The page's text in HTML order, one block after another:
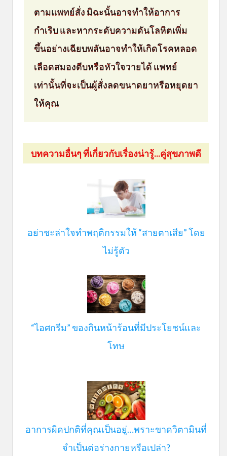
ตามแพทย์สั่ง มิฉะนั้นอาจทำให้อาการ
กำเริบ และหากระดับความดันโลหิตเพิ่ม
ขึ้นอย่างเฉียบพลันอาจทำให้เกิดโรคหลอด
เลือดสมองตีบหรือหัวใจวายได้ แพทย์
เท่านั้นที่จะเป็นผู้สั่งลดขนาดยาหรือหยุดยา
ให้คุณ
บทความอื่นๆ ที่เกี่ยวกับเรื่องน่ารู้...คู่สุขภาพดี
อย่าชะล่าใจทำพฤติกรรมให้ “สายตาเสีย” โดย
ไม่รู้ตัว
“ไอศกรีม” ของกินหน้าร้อนที่มีประโยชน์และ
โทษ
อาการผิดปกติที่คุณเป็นอยู่…พราะขาดวิตามินที่
จำเป็นต่อร่างกายหรือเปล่า?